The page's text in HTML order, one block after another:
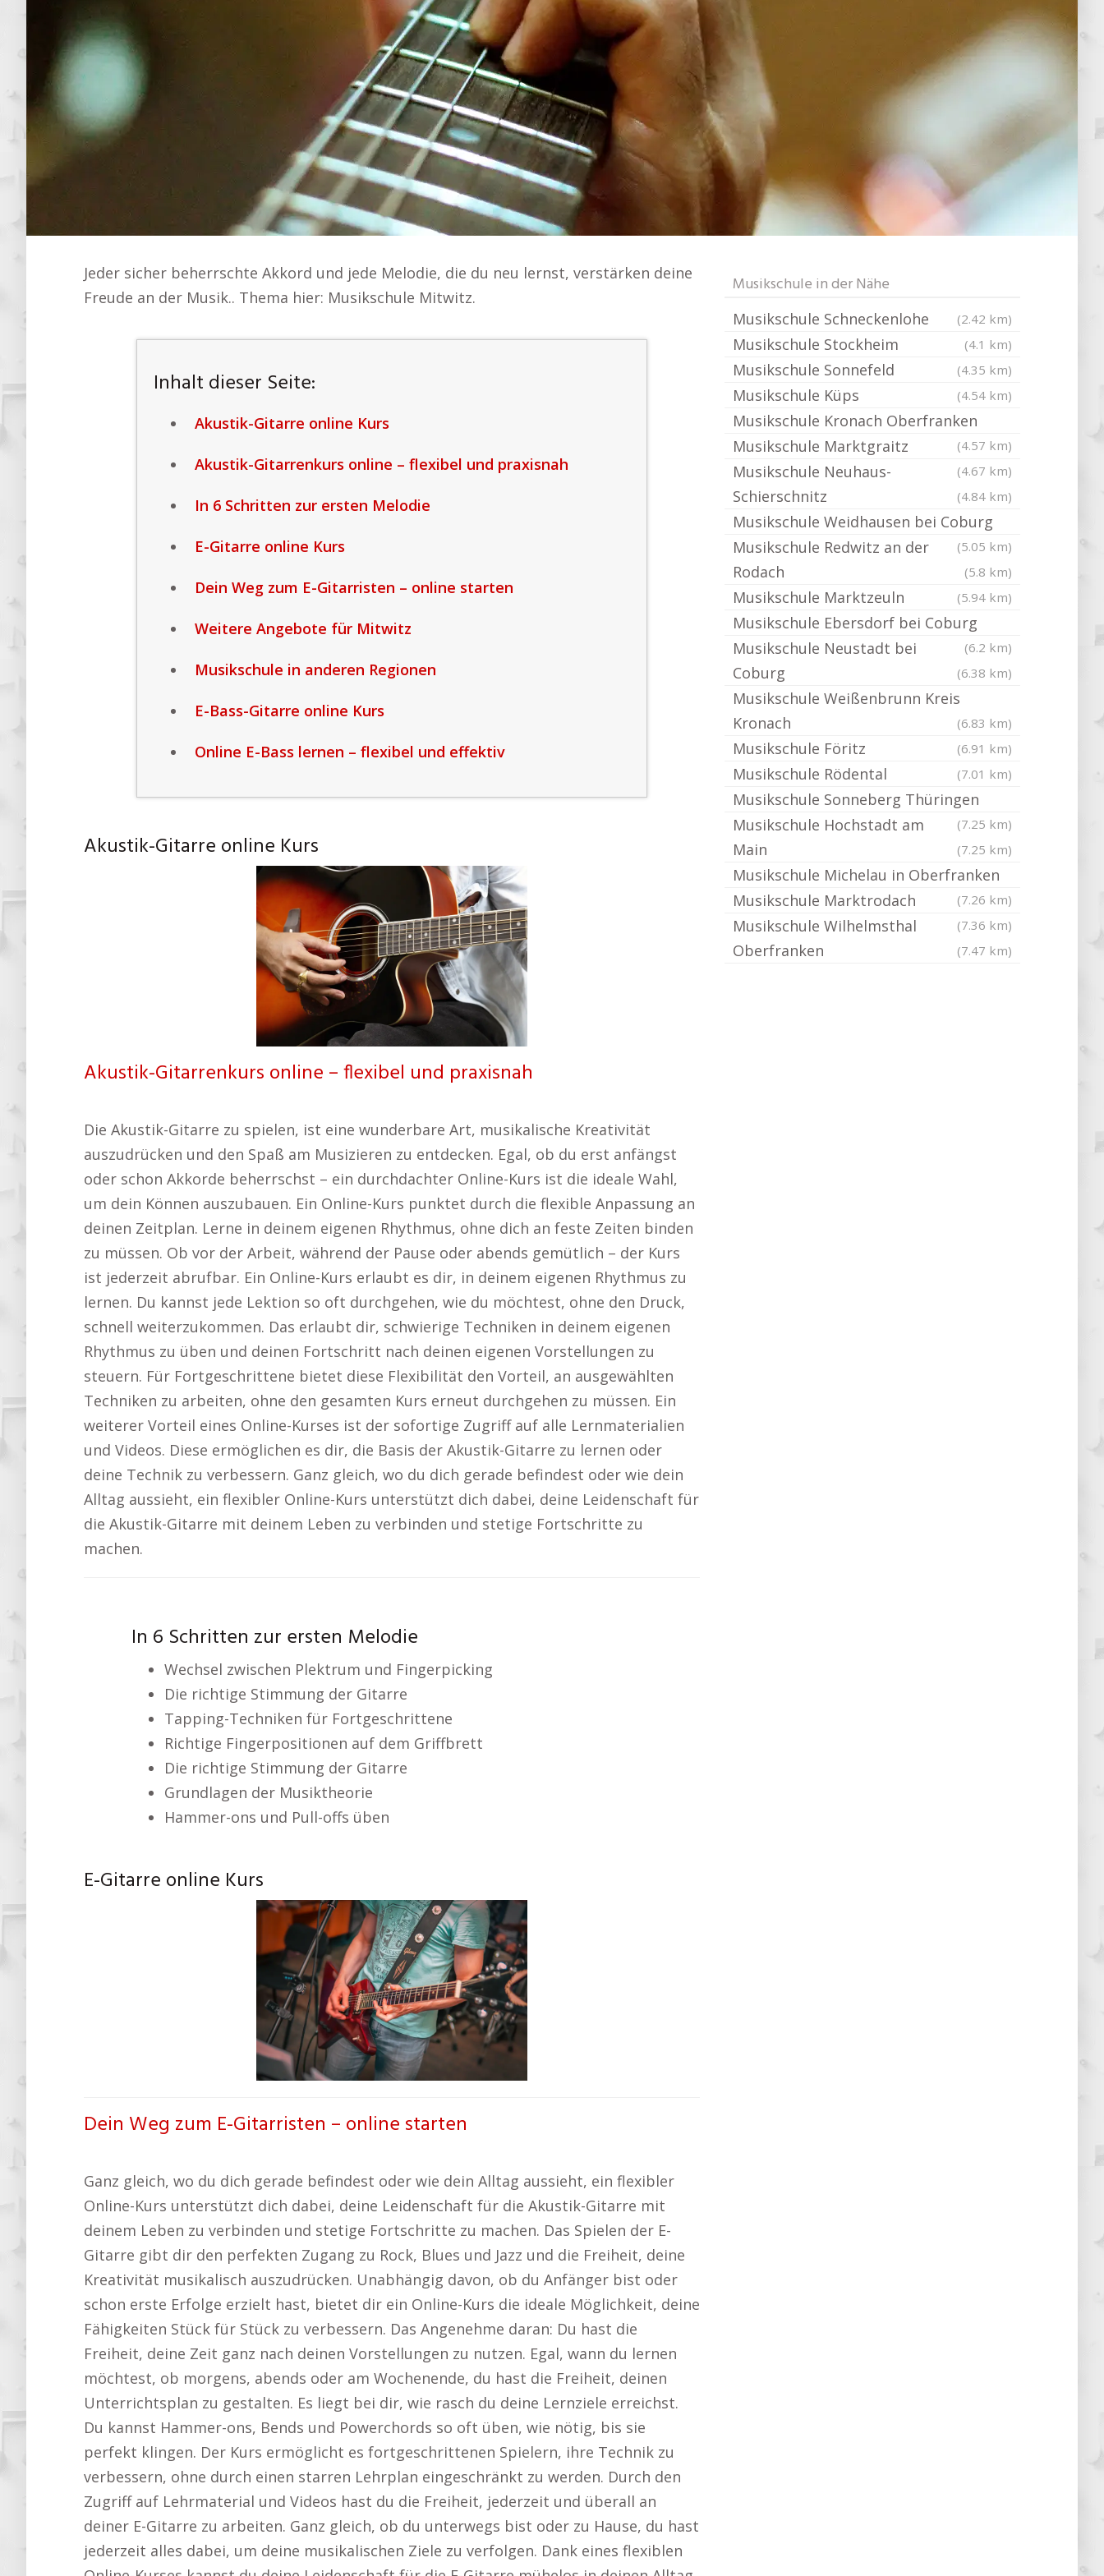
Jeder sicher beherrschte Akkord und jede Melodie, die du neu lernst, verstärken deine
Freude an der Musik.. Thema hier: Musikschule Mitwitz.
Inhalt dieser Seite:
Akustik-Gitarre online Kurs
Akustik-Gitarrenkurs online – flexibel und praxisnah
In 6 Schritten zur ersten Melodie
E-Gitarre online Kurs
Dein Weg zum E-Gitarristen – online starten
Weitere Angebote für Mitwitz
Musikschule in anderen Regionen
E-Bass-Gitarre online Kurs
Online E-Bass lernen – flexibel und effektiv
Akustik-Gitarre online Kurs
Akustik-Gitarrenkurs online – flexibel und praxisnah
Die Akustik-Gitarre zu spielen, ist eine wunderbare Art, musikalische Kreativität
auszudrücken und den Spaß am Musizieren zu entdecken. Egal, ob du erst anfängst
oder schon Akkorde beherrschst – ein durchdachter Online-Kurs ist die ideale Wahl,
um dein Können auszubauen. Ein Online-Kurs punktet durch die flexible Anpassung an
deinen Zeitplan. Lerne in deinem eigenen Rhythmus, ohne dich an feste Zeiten binden
zu müssen. Ob vor der Arbeit, während der Pause oder abends gemütlich – der Kurs
ist jederzeit abrufbar. Ein Online-Kurs erlaubt es dir, in deinem eigenen Rhythmus zu
lernen. Du kannst jede Lektion so oft durchgehen, wie du möchtest, ohne den Druck,
schnell weiterzukommen. Das erlaubt dir, schwierige Techniken in deinem eigenen
Rhythmus zu üben und deinen Fortschritt nach deinen eigenen Vorstellungen zu
steuern. Für Fortgeschrittene bietet diese Flexibilität den Vorteil, an ausgewählten
Techniken zu arbeiten, ohne den gesamten Kurs erneut durchgehen zu müssen. Ein
weiterer Vorteil eines Online-Kurses ist der sofortige Zugriff auf alle Lernmaterialien
und Videos. Diese ermöglichen es dir, die Basis der Akustik-Gitarre zu lernen oder
deine Technik zu verbessern. Ganz gleich, wo du dich gerade befindest oder wie dein
Alltag aussieht, ein flexibler Online-Kurs unterstützt dich dabei, deine Leidenschaft für
die Akustik-Gitarre mit deinem Leben zu verbinden und stetige Fortschritte zu
machen.
In 6 Schritten zur ersten Melodie
Wechsel zwischen Plektrum und Fingerpicking
Die richtige Stimmung der Gitarre
Tapping-Techniken für Fortgeschrittene
Richtige Fingerpositionen auf dem Griffbrett
Die richtige Stimmung der Gitarre
Grundlagen der Musiktheorie
Hammer-ons und Pull-offs üben
E-Gitarre online Kurs
Dein Weg zum E-Gitarristen – online starten
Ganz gleich, wo du dich gerade befindest oder wie dein Alltag aussieht, ein flexibler
Online-Kurs unterstützt dich dabei, deine Leidenschaft für die Akustik-Gitarre mit
deinem Leben zu verbinden und stetige Fortschritte zu machen. Das Spielen der E-
Gitarre gibt dir den perfekten Zugang zu Rock, Blues und Jazz und die Freiheit, deine
Kreativität musikalisch auszudrücken. Unabhängig davon, ob du Anfänger bist oder
schon erste Erfolge erzielt hast, bietet dir ein Online-Kurs die ideale Möglichkeit, deine
Fähigkeiten Stück für Stück zu verbessern. Das Angenehme daran: Du hast die
Freiheit, deine Zeit ganz nach deinen Vorstellungen zu nutzen. Egal, wann du lernen
möchtest, ob morgens, abends oder am Wochenende, du hast die Freiheit, deinen
Unterrichtsplan zu gestalten. Es liegt bei dir, wie rasch du deine Lernziele erreichst.
Du kannst Hammer-ons, Bends und Powerchords so oft üben, wie nötig, bis sie
perfekt klingen. Der Kurs ermöglicht es fortgeschrittenen Spielern, ihre Technik zu
verbessern, ohne durch einen starren Lehrplan eingeschränkt zu werden. Durch den
Zugriff auf Lehrmaterial und Videos hast du die Freiheit, jederzeit und überall an
deiner E-Gitarre zu arbeiten. Ganz gleich, ob du unterwegs bist oder zu Hause, du hast
jederzeit alles dabei, um deine musikalischen Ziele zu verfolgen. Dank eines flexiblen
Musikschule in der Nähe
Musikschule Schneckenlohe (2.42 km)
Musikschule Stockheim (4.1 km)
Musikschule Sonnefeld (4.35 km)
Musikschule Küps (4.54 km)
Musikschule Kronach Oberfranken
(4.57 km)
Musikschule Marktgraitz
(4.67 km)
Musikschule Neuhaus-
Schierschnitz
(4.84 km)
Musikschule Weidhausen bei Coburg
(5.05 km)
Musikschule Redwitz an der
Rodach
(5.8 km)
Musikschule Marktzeuln (5.94 km)
Musikschule Ebersdorf bei Coburg
(6.2 km)
Musikschule Neustadt bei
Coburg
(6.38 km)
Musikschule Weißenbrunn Kreis
Kronach
(6.83 km)
Musikschule Föritz (6.91 km)
Musikschule Rödental (7.01 km)
Musikschule Sonneberg Thüringen
(7.25 km)
Musikschule Hochstadt am
Main
(7.25 km)
Musikschule Michelau in Oberfranken
(7.26 km)
Musikschule Marktrodach
(7.36 km)
Musikschule Wilhelmsthal
Oberfranken
(7.47 km)